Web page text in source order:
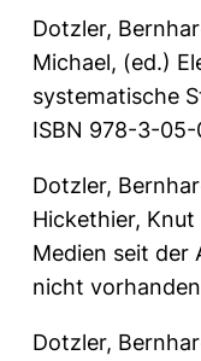
Dotzler,
Michael, (ed.)
systematische
ISBN 978-3-
Dotzler,
Hickethier, Knut
Medien seit der
nicht
Dotzler,